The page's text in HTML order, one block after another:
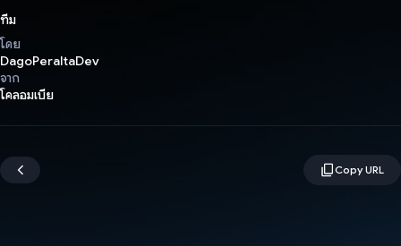
ทีม
โดย
DagoPeraltaDev
จาก
โคลอมเบีย